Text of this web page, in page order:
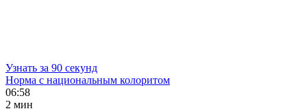
Узнать за 90 секунд
Норма с национальным колоритом
06:58
2 мин